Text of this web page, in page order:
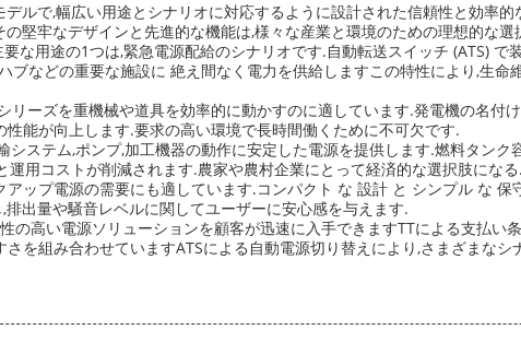
デルで,幅広い用途とシナリオに対応するように設計された信頼性と効率
堅牢なデザインと先進的な機能は,様々な産業と環境のための理想的な選
要な用途の1つは,緊急電源配給のシナリオです.自動転送スイッチ (ATS)
ブなどの重要な施設に 絶え間なく電力を供給しますこの特性により,生
リーズを重機械や道具を効率的に動かすのに適しています.発電機の名付
能が向上します.要求の高い環境で長時間働くために不可欠です.
システム,ポンプ,加工機器の動作に安定した電源を提供します.燃料タン
用コストが削減されます.農家や農村企業にとって経済的な選択肢になる.
アップ電源の需要にも適しています.コンパクト な 設計 と シンプル な
出量や騒音レベルに関してユーザーに安心感を与えます.
高い電源ソリューションを顧客が迅速に入手できますTTによる支払い
を組み合わせていますATSによる自動電源切り替えにより,さまざまな